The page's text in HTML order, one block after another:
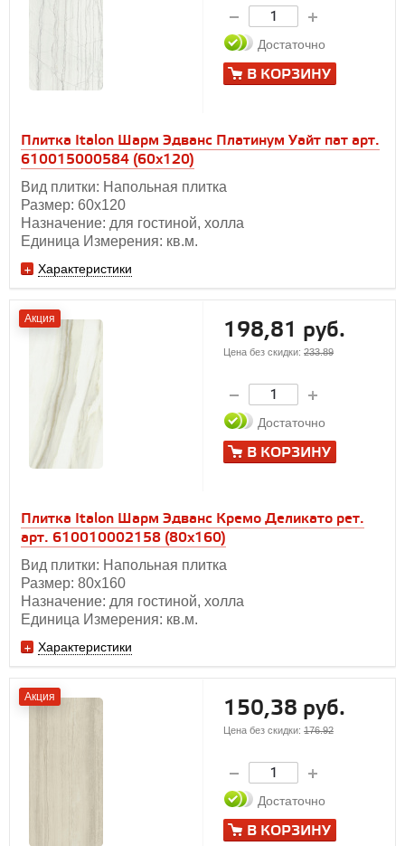
Плитка Italon Шарм Эдванс Платинум Уайт пат арт.
610015000584 (60x120)
Вид плитки: Напольная плитка
Размер: 60х120
Назначение: для гостиной, холла
Единица Измерения: кв.м.
Характеристики
Достаточно
В КОРЗИНУ
Акция
Плитка Italon Шарм Эдванс Кремо Деликато рет.
арт. 610010002158 (80x160)
Вид плитки: Напольная плитка
Размер: 80х160
Назначение: для гостиной, холла
Единица Измерения: кв.м.
Характеристики
198,81 руб.
Цена без скидки: 233.89
Достаточно
В КОРЗИНУ
Акция 150,38 руб.
Цена без скидки: 176.92
Достаточно
В КОРЗИНУ